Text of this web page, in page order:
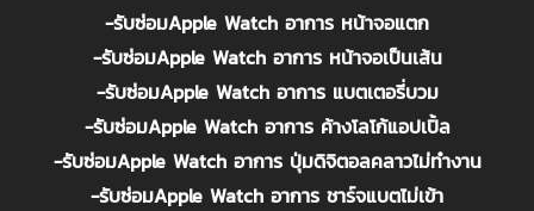
-รับซ่อมApple Watch อาการ หน้าจอแตก
-รับซ่อมApple Watch อาการ หน้าจอเป็นเส้น
-รับซ่อมApple Watch อาการ แบตเตอรี่บวม
-รับซ่อมApple Watch อาการ ค้างโลโก้แอปเปิ้ล
-รับซ่อมApple Watch อาการ ปุ่มดิจิตอลคลาวไม่ทำงาน
-รับซ่อมApple Watch อาการ ชาร์จแบตไม่เข้า